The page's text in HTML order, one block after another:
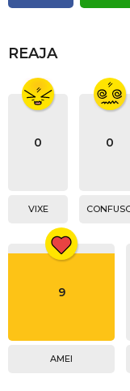
REAJA
0
VIXE
0
9
AMEI